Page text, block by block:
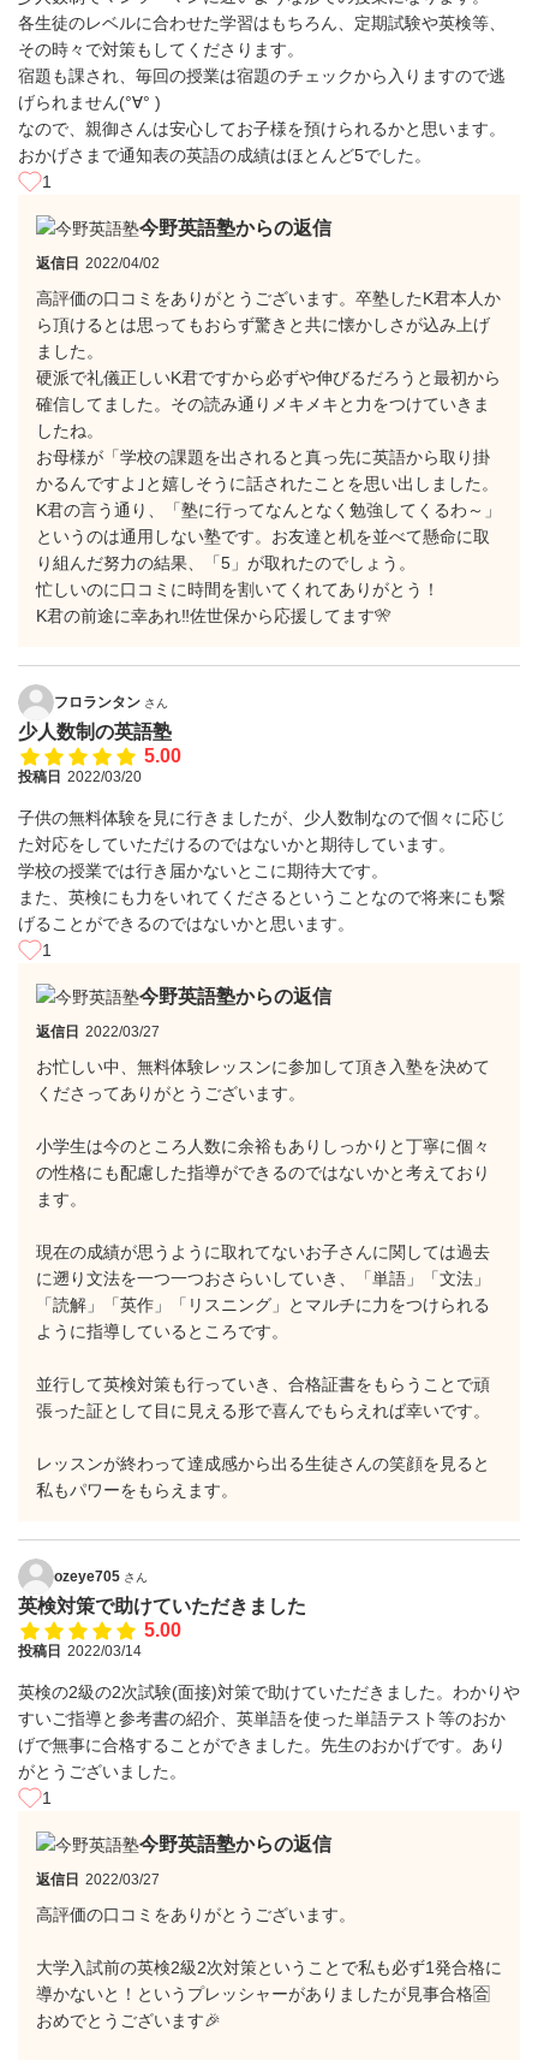
各生徒のレベルに合わせた学習はもちろん、定期試験や英検等、
その時々で対策もしてくださります。
宿題も課され、毎回の授業は宿題のチェックから入りますので逃
げられません(°∀° )
なので、親御さんは安心してお子様を預けられるかと思います。
おかげさまで通知表の英語の成績はほとんど5でした。
1
今野英語塾からの返信
返信日 2022/04/02
高評価の口コミをありがとうございます。卒塾したK君本人か
ら頂けるとは思ってもおらず驚きと共に懐かしさが込み上げ
ました。
硬派で礼儀正しいK君ですから必ずや伸びるだろうと最初から
確信してました。その読み通りメキメキと力をつけていきま
したね。
お母様が「学校の課題を出されると真っ先に英語から取り掛
かるんですよ｣と嬉しそうに話されたことを思い出しました。
K君の言う通り、「塾に行ってなんとなく勉強してくるわ～」
というのは通用しない塾です。お友達と机を並べて懸命に取
り組んだ努力の結果、「5」が取れたのでしょう。
忙しいのに口コミに時間を割いてくれてありがとう！
K君の前途に幸あれ‼️佐世保から応援してます🎌
フロランタン さん
少人数制の英語塾
5.00
投稿日 2022/03/20
子供の無料体験を見に行きましたが、少人数制なので個々に応じ
た対応をしていただけるのではないかと期待しています。
学校の授業では行き届かないとこに期待大です。
また、英検にも力をいれてくださるということなので将来にも繋
げることができるのではないかと思います。
1
今野英語塾からの返信
返信日 2022/03/27
お忙しい中、無料体験レッスンに参加して頂き入塾を決めて
くださってありがとうございます。
小学生は今のところ人数に余裕もありしっかりと丁寧に個々
の性格にも配慮した指導ができるのではないかと考えており
ます。
現在の成績が思うように取れてないお子さんに関しては過去
に遡り文法を一つ一つおさらいしていき、「単語」「文法」
「読解」「英作」「リスニング」とマルチに力をつけられる
ように指導しているところです。
並行して英検対策も行っていき、合格証書をもらうことで頑
張った証として目に見える形で喜んでもらえれば幸いです。
レッスンが終わって達成感から出る生徒さんの笑顔を見ると
私もパワーをもらえます。
ozeye705 さん
英検対策で助けていただきました
5.00
投稿日 2022/03/14
英検の2級の2次試験(面接)対策で助けていただきました。わかりや
すいご指導と参考書の紹介、英単語を使った単語テスト等のおか
げで無事に合格することができました。先生のおかげです。あり
がとうございました。
1
今野英語塾からの返信
返信日 2022/03/27
高評価の口コミをありがとうございます。
大学入試前の英検2級2次対策ということで私も必ず1発合格に
導かないと！というプレッシャーがありましたが見事合格🈴
おめでとうございます🎉